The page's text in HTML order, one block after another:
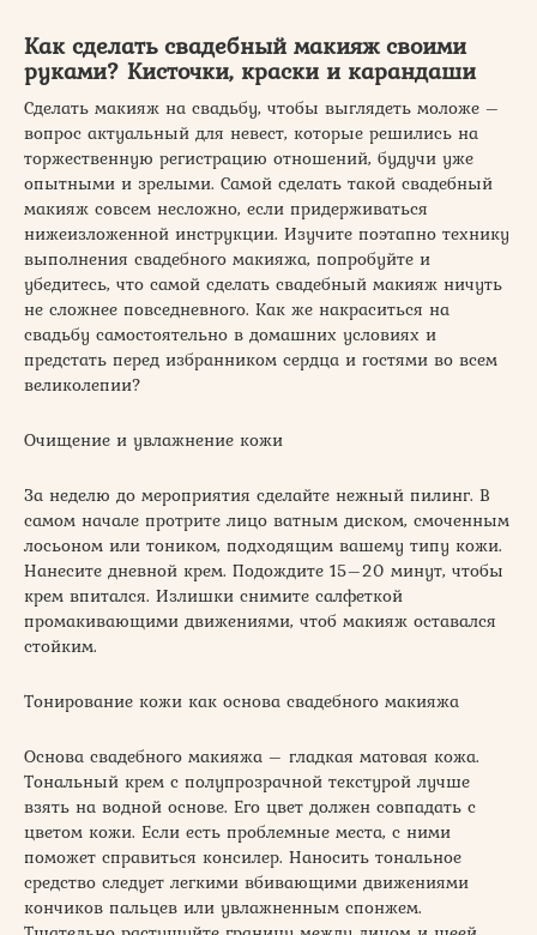
Как сделать свадебный макияж своими
руками? Кисточки, краски и карандаши
Сделать макияж на свадьбу, чтобы выглядеть моложе –
вопрос актуальный для невест, которые решились на
торжественную регистрацию отношений, будучи уже
опытными и зрелыми. Самой сделать такой свадебный
макияж совсем несложно, если придерживаться
нижеизложенной инструкции. Изучите поэтапно технику
выполнения свадебного макияжа, попробуйте и
убедитесь, что самой сделать свадебный макияж ничуть
не сложнее повседневного. Как же накраситься на
свадьбу самостоятельно в домашних условиях и
предстать перед избранником сердца и гостями во всем
великолепии?
Очищение и увлажнение кожи
За неделю до мероприятия сделайте нежный пилинг. В
самом начале протрите лицо ватным диском, смоченным
лосьоном или тоником, подходящим вашему типу кожи.
Нанесите дневной крем. Подождите 15–20 минут, чтобы
крем впитался. Излишки снимите салфеткой
промакивающими движениями, чтоб макияж оставался
стойким.
Тонирование кожи как основа свадебного макияжа
Основа свадебного макияжа – гладкая матовая кожа.
Тональный крем с полупрозрачной текстурой лучше
взять на водной основе. Его цвет должен совпадать с
цветом кожи. Если есть проблемные места, с ними
поможет справиться консилер. Наносить тональное
средство следует легкими вбивающими движениями
кончиков пальцев или увлажненным спонжем.